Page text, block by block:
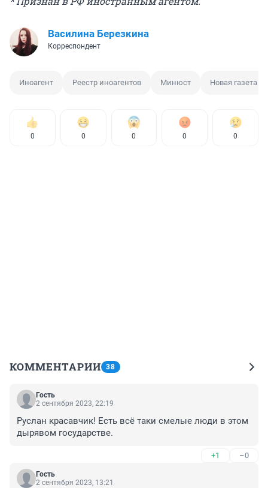
Василина Березкина
Корреспондент
Иноагент Реестр иноагентов Минюст Новая газета
0 0 0 0 0
КОММЕНТАРИИ 38
Гость
2 сентября 2023, 22:19
Руслан красавчик! Есть всё таки смелые люди в этом
дырявом государстве.
+1 –0
Гость
2 сентября 2023, 13:21